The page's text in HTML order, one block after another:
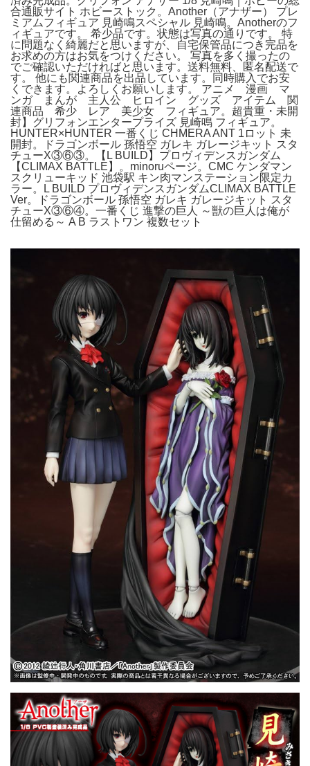
合通販サイト ホビーストック。Another（アナザー） プレ
ミアムフィギュア 見崎鳴スペシャル 見崎鳴。Anotherのフ
ィギュアです。 希少品です。状態は写真の通りです。 特
に問題なく綺麗だと思いますが、自宅保管品につき完品を
お求めの方はお気をつけください。 写真を多く撮ったの
でご確認いただければと思います。送料無料、匿名配送で
す。 他にも関連商品を出品しています。同時購入でお安
くできます。よろしくお願いします。 アニメ 漫画 マ
ンガ まんが 主人公 ヒロイン グッズ アイテム 関
連商品 希少 レア 美少女 フィギュア。超貴重・未開
封】グリフォンエンタープライズ 見崎鳴 フィギュア。
HUNTER×HUNTER 一番くじ CHMERA ANT 1ロット 未
開封。ドラゴンボール 孫悟空 ガレキ ガレージキット スタ
チューX③⑥③。【L BUILD】プロヴィデンスガンダム
【CLIMAX BATTLE】。minoruページ。CMC ケンダマン
スクリューキッド 池袋駅 キン肉マンステーション限定カ
ラー。L BUILD プロヴィデンスガンダムCLIMAX BATTLE
Ver。ドラゴンボール 孫悟空 ガレキ ガレージキット スタ
チューX③⑥④。一番くじ 進撃の巨人 ～獣の巨人は俺が
仕留める～ A B ラストワン 複数セット